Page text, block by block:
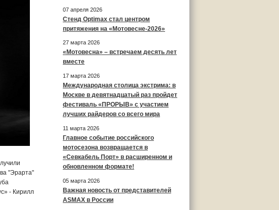
"Эрарта"
- Кирилл
07 апреля 2026
Стенд Optimax стал центром
притяжения на «Мотовесне-2026»
27 марта 2026
«Мотовесна» – встречаем десять лет
вместе
17 марта 2026
Международная столица экстрима: в
Москве в девятнадцатый раз пройдет
фестиваль «ПРОРЫВ» с участием
лучших райдеров со всего мира
11 марта 2026
Главное событие российского
мотосезона возвращается в
«Севкабель Порт» в расширенном и
обновленном формате!
05 марта 2026
Важная новость от представителей
ASMAX в России